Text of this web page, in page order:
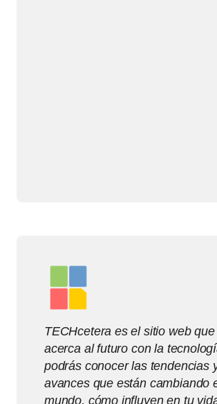
TECHcetera es el sitio web que
acerca al futuro con la
podrás conocer las tendencias
avances que están cambiando
mundo, cómo influyen en tu